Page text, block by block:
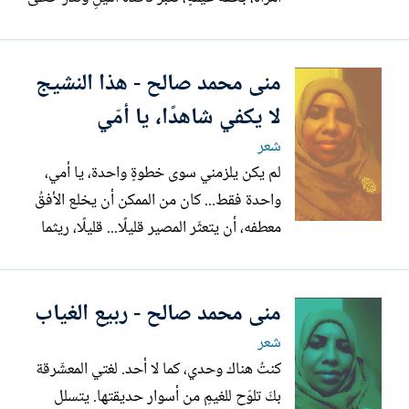
دون أن يتركَ أثراً، هشّةً كارتعاشةِ شمعةٍ في
ممرٍّ مهجور، كحزنٍ...
منى محمد صالح - هذا النشيج
لا يكفي شاهدًا، يا أمّي
شعر
لم يكن يلزمني سوى خطوةٍ واحدة، يا أمي،
واحدة فقط... كان من الممكن أن يخلع الأفقُ
معطفه، أن يتعثّر المصير قليلًا... قليلًا، ريثما
التي خبأتُها في عتمتي، دون وجل، كرسالة
سوى...
منى محمد صالح - ربيع الغياب
شعر
كنتُ هناك وحدي، كما لا أحد. لغتي المعشّرقة
بكَ تلوّح للغيمِ من أسوار حديقتها. يتسلل